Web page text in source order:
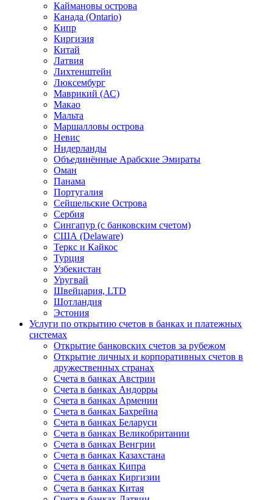
Каймановы острова
Канада (Ontario)
Кипр
Киргизия
Китай
Латвия
Лихтенштейн
Люксембург
Маврикий (АС)
Макао
Мальта
Маршалловы острова
Нeвис
Нидерланды
Объединённые Арабские Эмираты
Оман
Панама
Португалия
Сейшельские Острова
Сербия
Сингапур (c банковским счетом)
США (Delaware)
Теркс и Кайкос
Турция
Узбекистан
Уругвай
Швейцария, LTD
Шотландия
Эстония
Услуги по открытию счетов в банках и платежных
системах
Открытие банковских счетов за рубежом
Открытие личных и корпоративных счетов в
дружественных странах
Счета в банках Австрии
Счета в банках Андорры
Счета в банках Армении
Счета в банках Бахрейна
Счета в банках Беларуси
Счета в банках Великобритании
Счета в банках Венгрии
Счета в банках Казахстана
Счета в банках Кипра
Счета в банках Киргизии
Счета в банках Китая